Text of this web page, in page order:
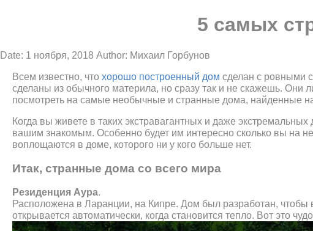
5 самых
Date: 1 ноября, 2018 Author: Михаил Горбунов
Всем известно, что хорошо построенный дом сделан с ровными
сделаны из обычного материла, но сразу так и не скажешь. Они
посмотреть на самые необычные и странные дома, найденные
Когда вы живете в таких экстравагантных и даже
вашим знакомым. Особенно будет им интересно сколько вы на
воплощаются в доме, которого ни у кого больше нет.
Итак, странные дома со всего мира
Резиденция Аура.
Расположена в Ларанции, на Кипре. Дом был разработан,
открывается автоматически, когда становится тепло. Вот это